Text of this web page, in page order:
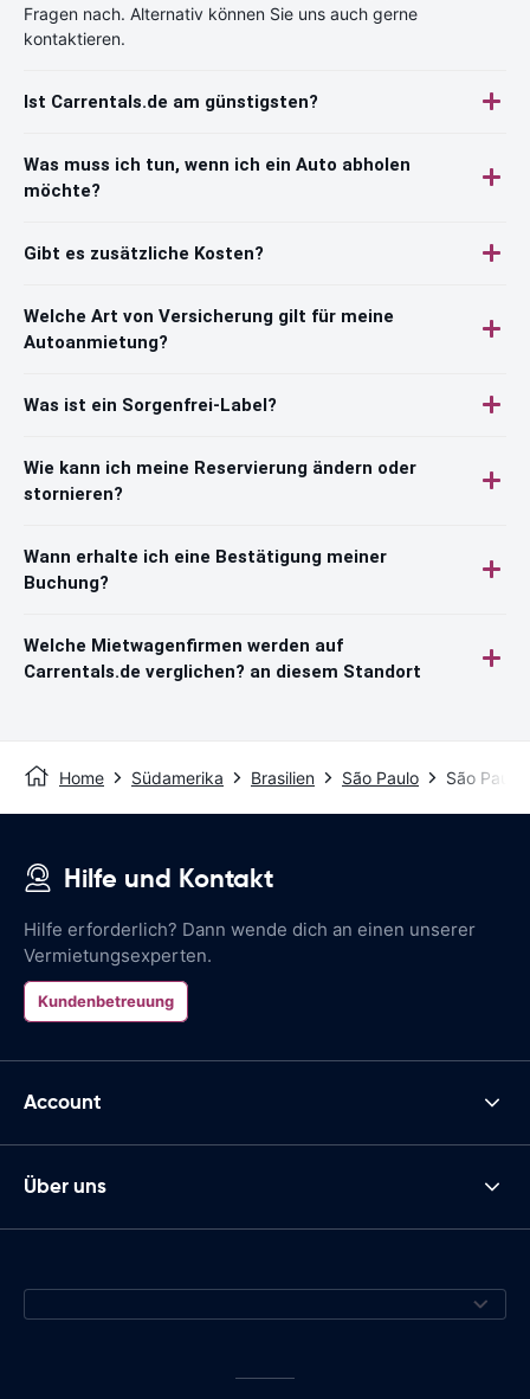
Fragen nach. Alternativ können Sie uns auch gerne
kontaktieren.
Ist Carrentals.de am günstigsten?
Was muss ich tun, wenn ich ein Auto abholen
möchte?
Gibt es zusätzliche Kosten?
Welche Art von Versicherung gilt für meine
Autoanmietung?
Was ist ein Sorgenfrei-Label?
Wie kann ich meine Reservierung ändern oder
stornieren?
Wann erhalte ich eine Bestätigung meiner
Buchung?
Welche Mietwagenfirmen werden auf
Carrentals.de verglichen? an diesem Standort
Home Südamerika Brasilien São Paulo São
Hilfe und Kontakt
Hilfe erforderlich? Dann wende dich an einen unserer
Vermietungsexperten.
Kundenbetreuung
Account
Über uns